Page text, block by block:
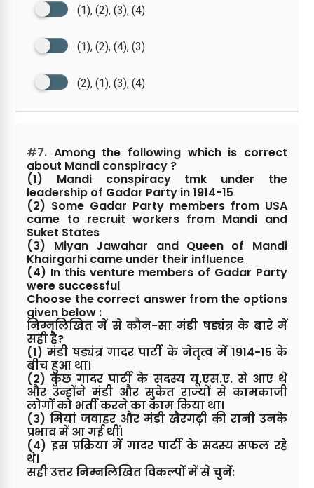
(1), (2), (3), (4)
(1), (2), (4), (3)
(2), (1), (3), (4)
#7. Among the following which is correct
about Mandi conspiracy ?
(1) Mandi conspiracy tmk under the
leadership of Gadar Party in 1914-15
(2) Some Gadar Party members from USA
came to recruit workers from Mandi and
Suket States
(3) Miyan Jawahar and Queen of Mandi
Khairgarhi came under their influence
(4) In this venture members of Gadar Party
were successful
Choose the correct answer from the options
given below :
निम्नलिखित में से कौन-सा मंडी षड्यंत्र के बारे में
सही है?
(1) मंडी षड्यंत्र गादर पार्टी के नेतृत्व में 1914-15 के
बीच हुआ था।
(2) कुछ गादर पार्टी के सदस्य यू.एस.ए. से आए थे
और उन्होंने मंडी और सुकेत राज्यों से कामकाजी
लोगों को भर्ती करने का काम किया था।
(3) मियां जवाहर और मंडी खैरगढ़ी की रानी उनके
प्रभाव में आ गई थीं।
(4) इस प्रक्रिया में गादर पार्टी के सदस्य सफल रहे
थे।
सही उत्तर निम्नलिखित विकल्पों में से चुनें: